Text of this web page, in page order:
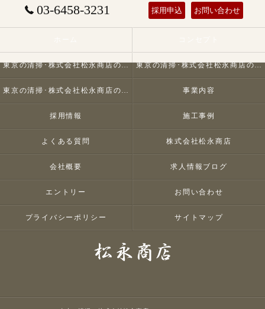
03-6458-3231 採用申込 お問い合わせ
東京の清掃･株式会社松永商店の口コミ情報 東京の清掃･株式会社松永商店の評判
東京の清掃･株式会社松永商店のお客様の声 事業内容
採用情報 施工事例
よくある質問 株式会社松永商店
会社概要 求人情報ブログ
エントリー お問い合わせ
プライバシーポリシー サイトマップ